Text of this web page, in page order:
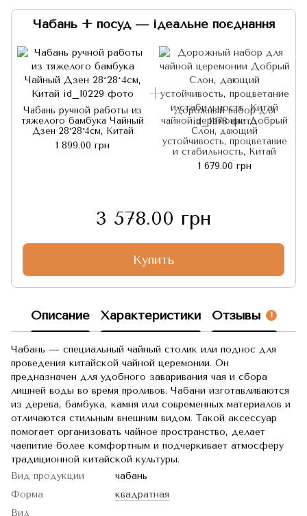
Чабань + посуд — ідеальне поєднання
Чабань ручной работы из
тяжелого бамбука Чайный
Дзен 28*28*4см, Китай
1 899.00 грн
Дорожный набор для
чайной церемонии Добрый
Слон, дающий
устойчивость, процветание
и стабильность, Китай
1 679.00 грн
3 578.00 грн
Купить
Описание Характеристики Отзывы 1
Чабань — специальный чайный столик или поднос для
проведения китайской чайной церемонии. Он
предназначен для удобного заваривания чая и сбора
лишней воды во время проливов. Чабани изготавливаются
из дерева, бамбука, камня или современных материалов и
отличаются стильным внешним видом. Такой аксессуар
помогает организовать чайное пространство, делает
чаепитие более комфортным и подчеркивает атмосферу
традиционной китайской культуры.
Вид продукции
чабань
Форма
квадратная
Вид